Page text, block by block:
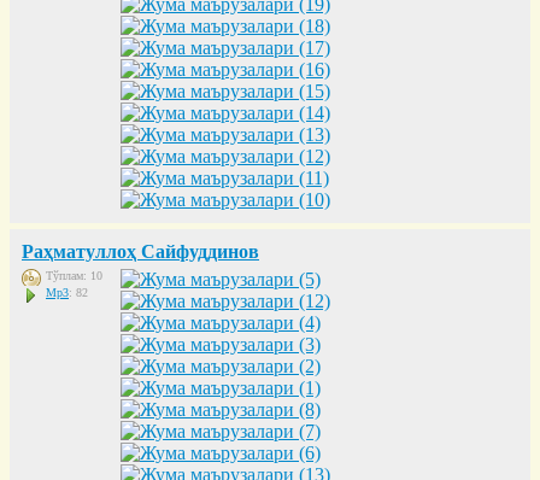
Раҳматуллоҳ Сайфуддинов
Тўплам: 10
Mp3: 82